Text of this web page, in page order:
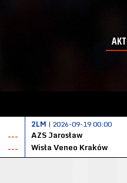
---
---
2LM | 2026-09-19 00:00
AZS Jarosław
Wisła Veneo Kraków